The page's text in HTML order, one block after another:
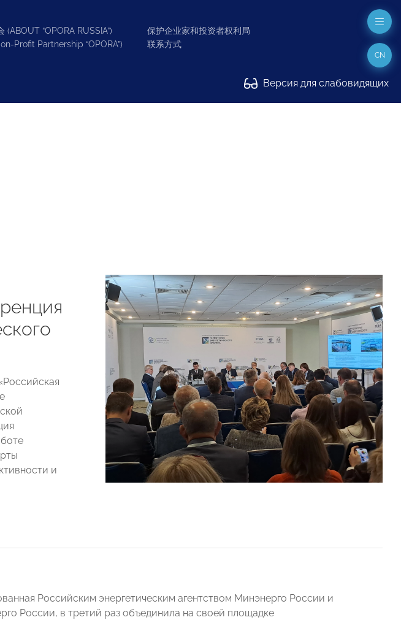
“OPORA RUSSIA”)
Profit Partnership “OPORA”)
保护企业家和投资者权利局
联系方式
Версия для слабовидящих
CN
и
Российским энергетическим агентством Минэнерго России и
России, в третий раз объединила на своей площадке